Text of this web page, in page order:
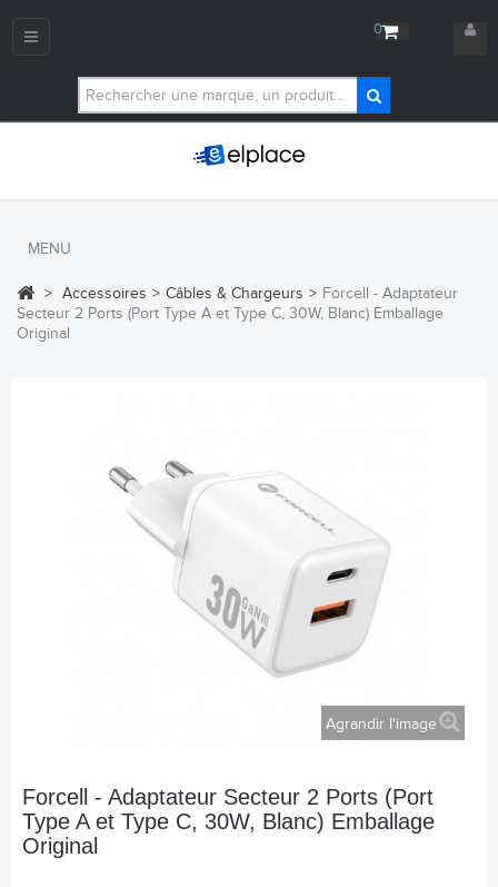
0
Navigation
MENU
> Accessoires > Câbles & Chargeurs > Forcell - Adaptateur
Secteur 2 Ports (Port Type A et Type C, 30W, Blanc) Emballage
Original
Agrandir l'image
Forcell - Adaptateur Secteur 2 Ports (Port
Type A et Type C, 30W, Blanc) Emballage
Original